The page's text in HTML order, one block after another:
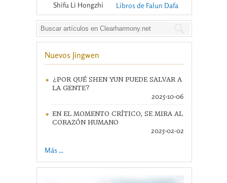
Shifu Li Hongzhi Libros de Falun Dafa
Nuevos Jingwen
¿POR QUÉ SHEN YUN PUEDE SALVAR A
LA GENTE?
2025-10-06
EN EL MOMENTO CRÍTICO, SE MIRA AL
CORAZÓN HUMANO
2025-02-02
Más ...